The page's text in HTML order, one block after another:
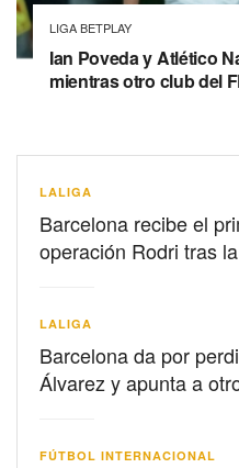
LIGA BETPLAY
Ian Poveda y Atlético
mientras otro club del
LALIGA
Barcelona recibe el
operación Rodri tras
LALIGA
Barcelona da por
Álvarez y apunta a
FÚTBOL INTERNACIONAL